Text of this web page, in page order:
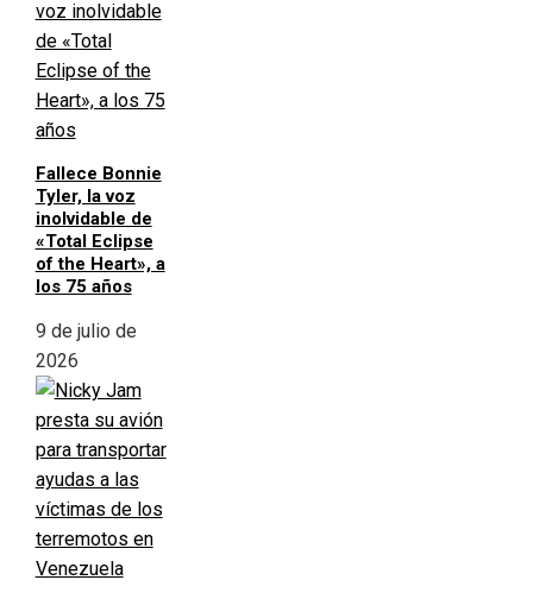
Fallece Bonnie
Tyler, la voz
inolvidable de
«Total Eclipse
of the Heart», a
los 75 años
9 de julio de
2026